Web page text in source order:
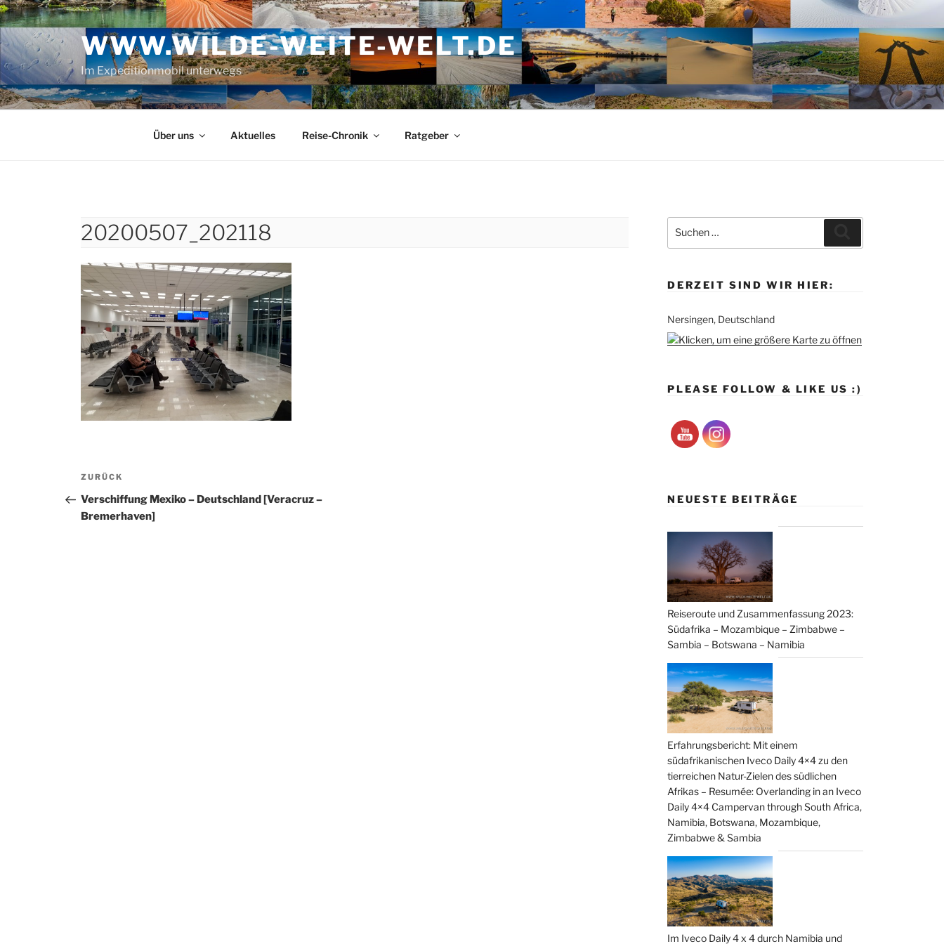
Zum
Inhalt
springen
WWW.WILDE-WEITE-WELT.DE
Im Expeditionmobil unterwegs
Über uns Aktuelles Reise-Chronik Ratgeber
20200507_202118
Beitragsnavigation
Vorheriger
Beitrag
ZURÜCK
Verschiffung Mexiko – Deutschland [Veracruz –
Bremerhaven]
nach:
DERZEIT SIND WIR HIER:
Nersingen, Deutschland
PLEASE FOLLOW & LIKE US :)
NEUESTE BEITRÄGE
Reiseroute und Zusammenfassung 2023:
Südafrika – Mozambique – Zimbabwe –
Sambia – Botswana – Namibia
Erfahrungsbericht: Mit einem
südafrikanischen Iveco Daily 4×4 zu den
tierreichen Natur-Zielen des südlichen
Afrikas – Resumée: Overlanding in an Iveco
Daily 4×4 Campervan through South Africa,
Namibia, Botswana, Mozambique,
Zimbabwe & Sambia
Im Iveco Daily 4 x 4 durch Namibia und